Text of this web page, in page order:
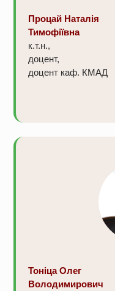
Процай Наталія
Тимофіївна
к.т.н.,
доцент,
доцент каф. КМАД
Тоніца Олег
Володимирович